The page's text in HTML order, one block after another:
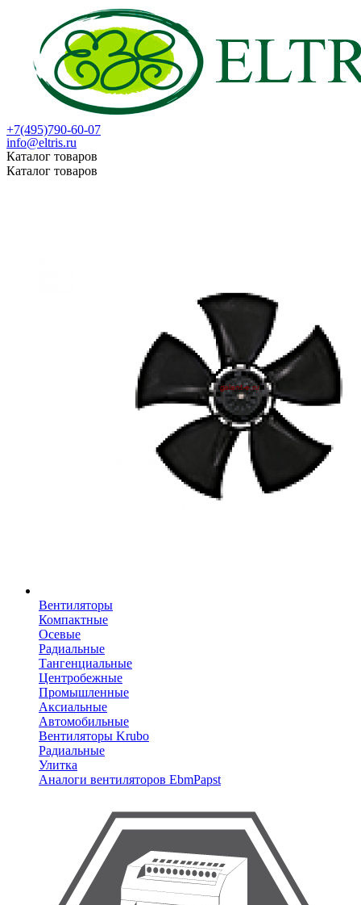
+7(495)790-60-07
info@eltris.ru
Каталог товаров
Каталог товаров
Вентиляторы
Компактные
Осевые
Радиальные
Тангенциальные
Центробежные
Промышленные
Аксиальные
Автомобильные
Вентиляторы Krubo
Радиальные
Улитка
Аналоги вентиляторов EbmPapst